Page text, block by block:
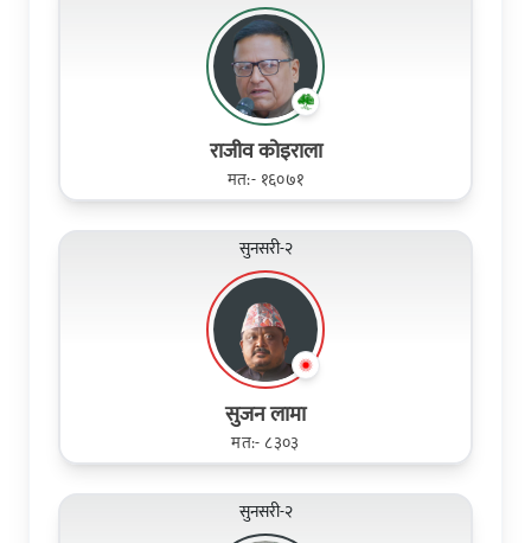
राजीव कोइराला
मत:- १६०७१
सुनसरी-२
सुजन लामा
मत:- ८३०३
सुनसरी-२